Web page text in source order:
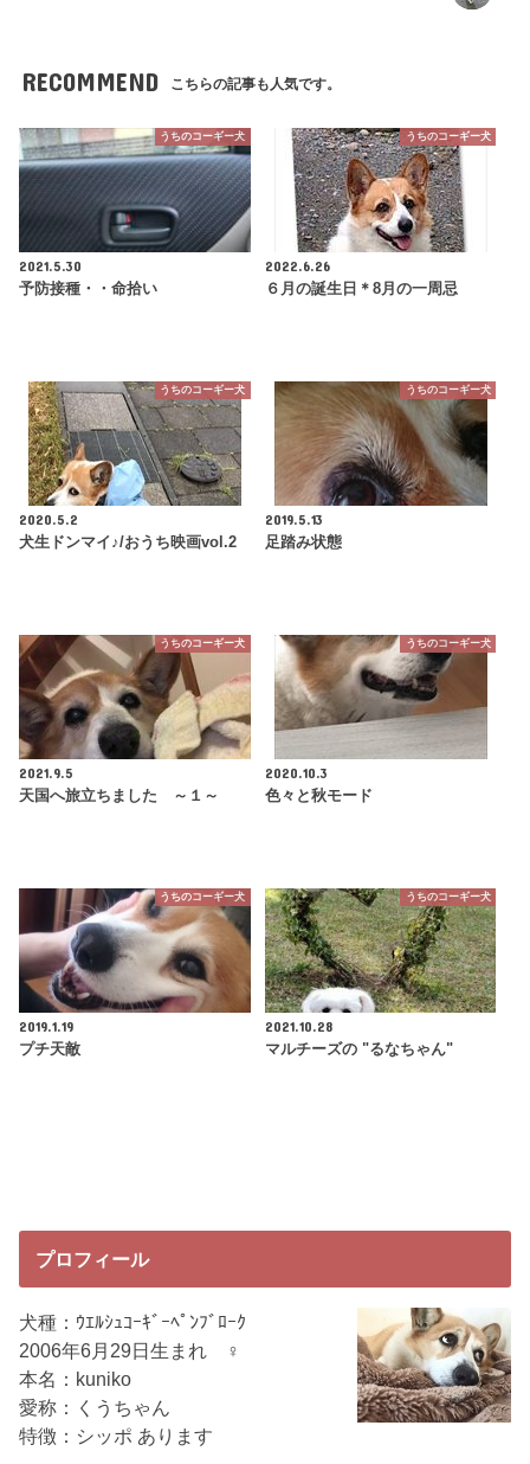
RECOMMEND こちらの記事も人気です。
うちのコーギー犬
2021.5.30
予防接種・・命拾い
うちのコーギー犬
2022.6.26
６月の誕生日＊8月の一周忌
うちのコーギー犬
2020.5.2
犬生ドンマイ♪/おうち映画vol.2
うちのコーギー犬
2019.5.13
足踏み状態
うちのコーギー犬
2021.9.5
天国へ旅立ちました ～１～
うちのコーギー犬
2020.10.3
色々と秋モード
うちのコーギー犬
2019.1.19
プチ天敵
うちのコーギー犬
2021.10.28
マルチーズの "るなちゃん"
プロフィール
犬種：ｳｴﾙｼｭｺｰｷﾞｰﾍﾟﾝﾌﾞﾛｰｸ
2006年6月29日生まれ ♀
本名：kuniko
愛称：くうちゃん
特徴：シッポ あります